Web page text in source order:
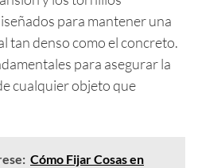
para mantener una
tan denso como el concreto.
para asegurar la
cualquier objeto que
Cómo Fijar Cosas en